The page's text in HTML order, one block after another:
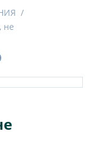
/
не